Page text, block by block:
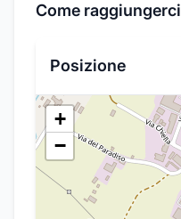
Come raggiungerci
Posizione
+
−